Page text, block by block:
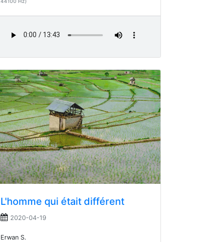
L'homme qui était différent
2020-04-19
Erwan S.